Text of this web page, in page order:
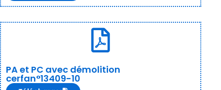
PA et PC avec démolition
cerfan°13409-10